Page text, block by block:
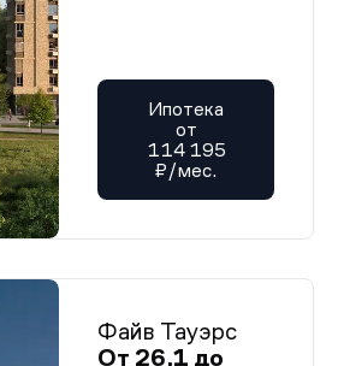
Ипотека
от
114 195
₽/мес.
Файв Тауэрс
От 26,1 до